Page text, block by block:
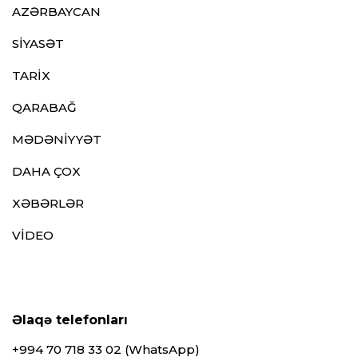
AZƏRBAYCAN
SİYASƏT
TARİX
QARABAĞ
MƏDƏNİYYƏT
DAHA ÇOX
XƏBƏRLƏR
VİDEO
Əlaqə telefonları
+994 70 718 33 02 (WhatsApp)